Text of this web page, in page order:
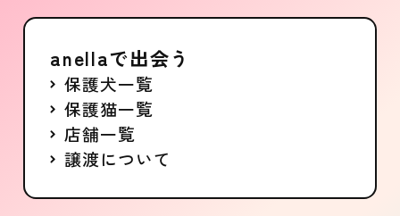
anellaで出会う
保護犬一覧
保護猫一覧
店舗一覧
譲渡について